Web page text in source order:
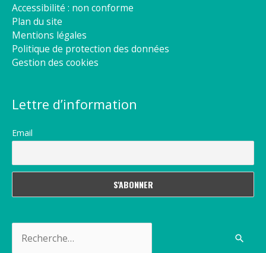
Accessibilité : non conforme
Plan du site
Mentions légales
Politique de protection des données
Gestion des cookies
Lettre d’information
Email